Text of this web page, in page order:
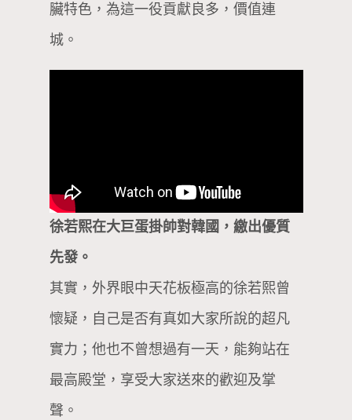
臟特色，為這一役貢獻良多，價值連
城。
徐若熙在大巨蛋掛帥對韓國，繳出優質
先發。
其實，外界眼中天花板極高的徐若熙曾
懷疑，自己是否有真如大家所說的超凡
實力；他也不曾想過有一天，能夠站在
最高殿堂，享受大家送來的歡迎及掌
聲。